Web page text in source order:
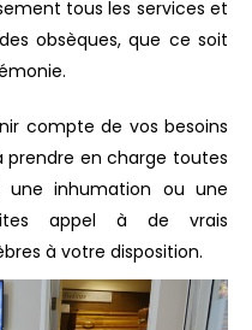
tous les services et
obsèques, que ce soit
compte de vos besoins
prendre en charge toutes
une inhumation ou une
appel à de vrais
à votre disposition.